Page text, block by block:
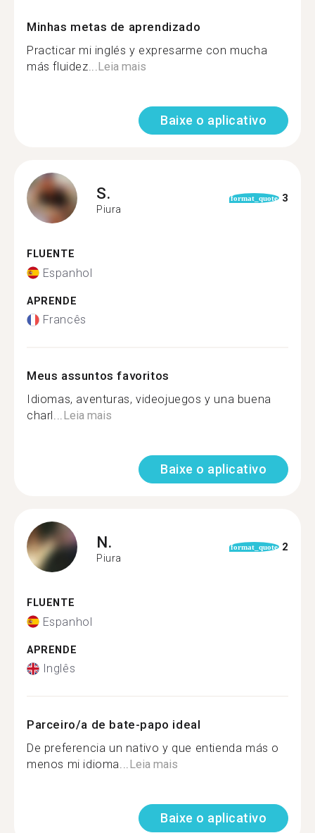
Minhas metas de aprendizado
Practicar mi inglés y expresarme con mucha
más fluidez...Leia mais
Baixe o aplicativo
S.
Piura
format_quote 3
FLUENTE
Espanhol
APRENDE
Francês
Meus assuntos favoritos
Idiomas, aventuras, videojuegos y una buena
charl...Leia mais
Baixe o aplicativo
N.
Piura
format_quote 2
FLUENTE
Espanhol
APRENDE
Inglês
Parceiro/a de bate-papo ideal
De preferencia un nativo y que entienda más o
menos mi idioma...Leia mais
Baixe o aplicativo